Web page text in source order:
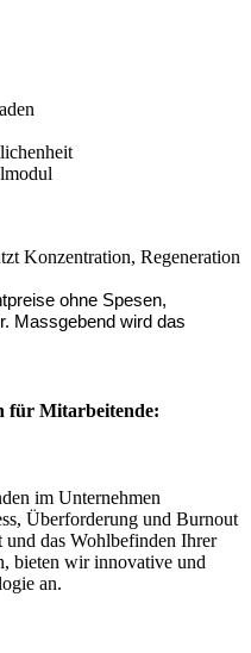
Konzentration, Regeneration
ohne Spesen,
Massgebend wird das
für Mitarbeitende:
im Unternehmen
Überforderung und Burnout
das Wohlbefinden Ihrer
bieten wir innovative und
an.